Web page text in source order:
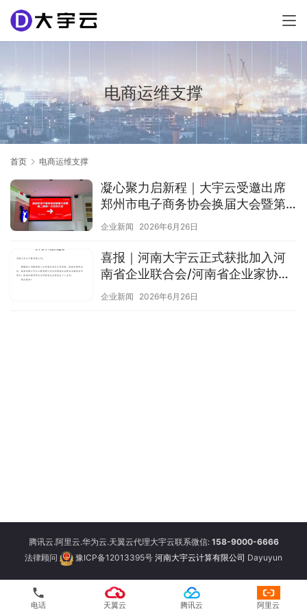
电商运维支撑
首页 电商运维支撑
凝心聚力启新程｜大宇云受邀出席
郑州市电子商务协会换届大会暨第
二届第一次会员大会
企业新闻 2026年6月26日
喜报｜河南大宇云正式获批加入河
南省企业联合会/河南省企业家协
会，以云技术赋能中原企业高质量
企业新闻 2026年6月26日
腾讯云.阿里云.华为云.天翼云代理大宇云联系微信: 158-9000-6666
法律顾问
豫ICP备12013395号 河南大宇云计算有限公司 Dayuyun
phone
电话 天翼云 腾讯云 阿里云